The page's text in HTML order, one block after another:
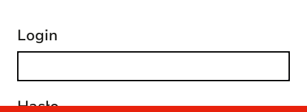
Login
Hasło